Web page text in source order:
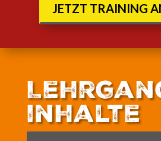
JETZT TRAINING
inhalte